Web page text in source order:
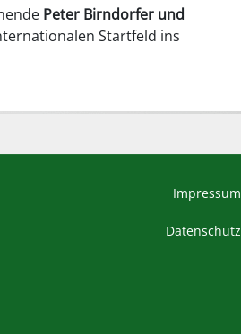
Peter Birndorfer und
Startfeld ins
Impressum
Datenschutz